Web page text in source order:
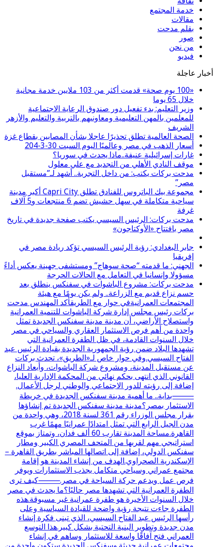
خدمة المجتمع
مقالات
بقلم مدحت
صور
من نحن
فيديو
أخبار عاجلة
«100 يوم صحة» قدمت أكثر من 103 ملايين خدمة مجانية
خلال 65 يوما
وزير التعليم: بدء تفعيل دور صندوق الرعاية الاجتماعية
للمعلمين بالمهن التعليمية ومعاونيهم بالتربية والتعليم والأزهر
الشريف
الصحة العالمية تطلق تحذيرًا عاجلا بشأن المصابين بقطاع غزة
أسعار الذهب في مصر وعالميًا اليوم السبت 30-3-204
غارات إسرائيلية عنيفة..ماذا يحدث في سوريا؟
موقف النادي الأهلي من التجديد مع علي معلول
مدحت بركات يكتب: من داخل التجربة.. أشهد لـ”مستقبل
مصر”
مجموعة بيك الباتروس للفنادق تطلق Capri City أكبر مدينة
سياحية متكاملة في سهل حشيش تضم 6 منتجعات و5 آلاف
غرفة
مدحت بركات: الرئيس السيسي يكتب صفحة جديدة في تاريخ
مصر بافتتاح «الأوكتاجون»
جابر البغدادي: رؤية الرئيس السيسي تؤكد ريادة مصر في
إفريقيا
الجهني: ما قدمته “صحة سوهاج” ومستشفى جهينة يعكس أداءً
مسؤولا وإنسانيا في التعامل مع الحالات الحرجة
مدحت بركات: مشروع الباشوات في سفنكس ينطلق بعد
حسم نزاع قديم مع الزراعة.. ولم يكن يومًا مع هيئة
المجتمعات العمرانيةفي حوار مع الطريقأكد المهندس مدحت
بركات رئيس مجلس إدارة شركة الباشوات للتنمية العمرانية
واستصلاح الأراضي، أن مدينة مدينة سفنكس الجديدة تمثل
واحدة من أهم فرص الاستثمار العقاري والسياحي في مصر
خلال السنوات القادمة، في ظل الطفرة العمرانية التي
تشهدها البلاد ضمن رؤية الجمهورية الجديدة بقيادة الرئيس عبد
الفتاح السيسي.وفي حوار خاص لـ«الطريق»، تحدث بركات
عن مستقبل المدينة، ومشروع شركة الباشوات، وأبعاد النزاع
القانوني الذي انتهى بحكم نهائي من المحكمة الإدارية العليا،
إضافة إلى رؤيته للدور الاجتماعي والوطني لرجل الأعمال.
⸻بداية.. ما أهمية مدينة سفنكس الجديدة في خريطة
الاستثمار بمصر؟مدينة مدينة سفنكس الجديدة تم إنشاؤها
بقرار مجلس الوزراء رقم 361 لسنة 2018، وهي واحدة من
مدن الجيل الرابع التي تمثل امتدادًا عمرانيًا مهمًا غرب
القاهرة.مساحة المدينة تقارب 60 ألف فدان، وتمتاز بموقع
استراتيجي مهم لقربها من المتحف المصري الكبير ومطار
سفنكس الدولي، إضافة إلى اتصالها المباشر بطريق القاهرة –
الإسكندرية الصحراوي.الهدف من إنشاء المدينة هو إقامة
مجتمع عمراني وسياحي متكامل يجذب الاستثمارات ويوفر
فرص عمل ويدعم حركة السياحة في مصر.⸻كيف ترى
الطفرة العمرانية التي تشهدها مصر حاليًا؟ما يحدث في مصر
خلال السنوات الأخيرة هو طفرة عمرانية غير مسبوقة.هذه
الطفرة جاءت نتيجة رؤية واضحة للقيادة السياسية وعلى
رأسها الرئيس عبد الفتاح السيسي، الذي تبنى فكرة إنشاء
مدن جديدة وتطوير البنية التحتية بشكل كبير.هذا التوسع
العمراني فتح آفاقًا واسعة للاستثمار وساهم في إنشاء